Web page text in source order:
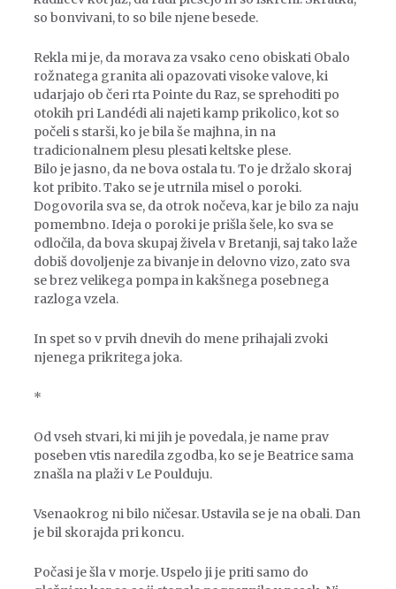
so bonvivani, to so bile njene besede.
Rekla mi je, da morava za vsako ceno obiskati Obalo
rožnatega granita ali opazovati visoke valove, ki
udarjajo ob čeri rta Pointe du Raz, se sprehoditi po
otokih pri Landédi ali najeti kamp prikolico, kot so
počeli s starši, ko je bila še majhna, in na
tradicionalnem plesu plesati keltske plese.
Bilo je jasno, da ne bova ostala tu. To je držalo skoraj
kot pribito. Tako se je utrnila misel o poroki.
Dogovorila sva se, da otrok nočeva, kar je bilo za naju
pomembno. Ideja o poroki je prišla šele, ko sva se
odločila, da bova skupaj živela v Bretanji, saj tako laže
dobiš dovoljenje za bivanje in delovno vizo, zato sva
se brez velikega pompa in kakšnega posebnega
razloga vzela.
In spet so v prvih dnevih do mene prihajali zvoki
njenega prikritega joka.
*
Od vseh stvari, ki mi jih je povedala, je name prav
poseben vtis naredila zgodba, ko se je Beatrice sama
znašla na plaži v Le Poulduju.
Vsenaokrog ni bilo ničesar. Ustavila se je na obali. Dan
je bil skorajda pri koncu.
Počasi je šla v morje. Uspelo ji je priti samo do